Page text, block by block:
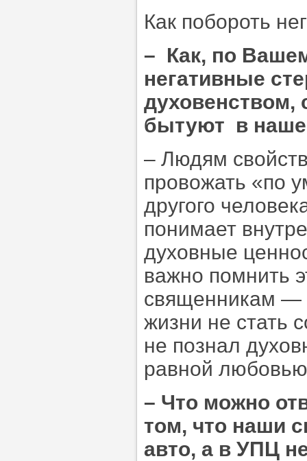
Как побороть
– Как, по
негативные
духовенством,
бытуют в
– Людям
провожать «по
другого
понимает
духовные
важно помнить
священникам —
жизни не стать
не познал
равной
– Что можно
том, что наши
авто, а в УПЦ